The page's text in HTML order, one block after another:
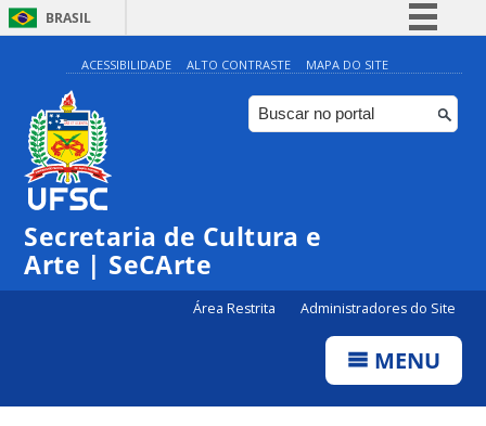
BRASIL
Simplifique!
Comunica BR
Participe
ACESSIBILIDADE ALTO CONTRASTE MAPA DO SITE
Secretaria de Cultura e
Arte | SeCArte
Área Restrita Administradores do Site
MENU
0:00
1:00